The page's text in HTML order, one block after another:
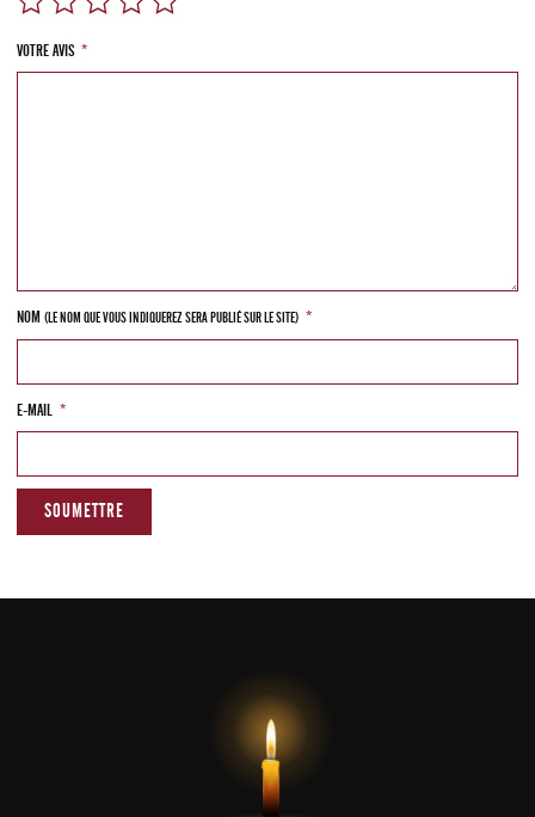
VOTRE AVIS*
NOM(LE NOM QUE VOUS INDIQUEREZ SERA PUBLIÉ SUR LE SITE) *
E-MAIL*